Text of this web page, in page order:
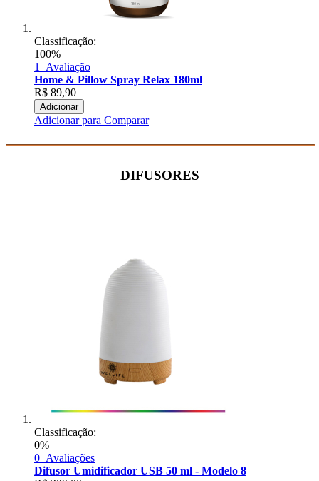
Classificação:
100%
1 Avaliação
Home & Pillow Spray Relax 180ml
R$ 89,90
Adicionar
Adicionar para Comparar
DIFUSORES
Classificação:
0%
0 Avaliações
Difusor Umidificador USB 50 ml - Modelo 8